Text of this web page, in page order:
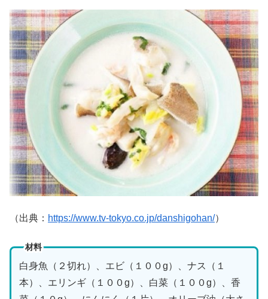
（出典： https://www.tv-tokyo.co.jp/danshigohan/）
材料
白身魚（２切れ）、エビ（１００g）、ナス（１
本）、エリンギ（１００g）、白菜（１００g）、香